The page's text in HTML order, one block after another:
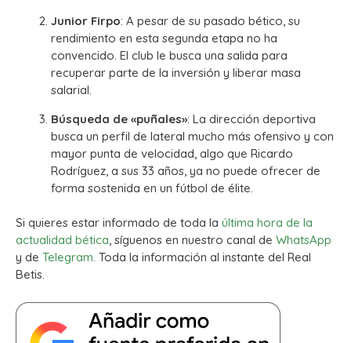
Junior Firpo: A pesar de su pasado bético, su
rendimiento en esta segunda etapa no ha
convencido. El club le busca una salida para
recuperar parte de la inversión y liberar masa
salarial.
Búsqueda de «puñales»: La dirección deportiva
busca un perfil de lateral mucho más ofensivo y con
mayor punta de velocidad, algo que Ricardo
Rodríguez, a sus 33 años, ya no puede ofrecer de
forma sostenida en un fútbol de élite.
Si quieres estar informado de toda la última hora de la
actualidad bética, síguenos en nuestro canal de WhatsApp
y de Telegram. Toda la información al instante del Real
Betis.